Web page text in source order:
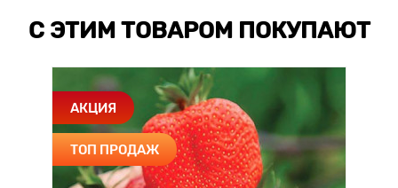
С ЭТИМ ТОВАРОМ ПОКУПАЮТ
АКЦИЯ
ТОП ПРОДАЖ